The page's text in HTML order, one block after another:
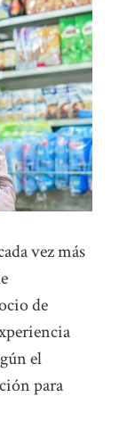
vez más
de
el
para